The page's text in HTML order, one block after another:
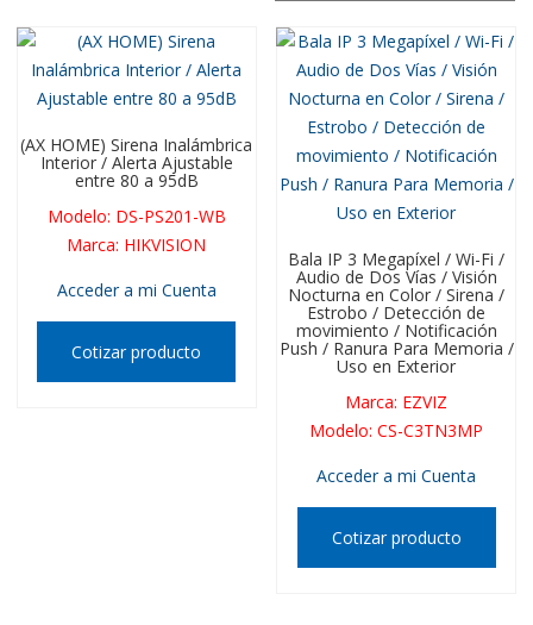
(AX HOME) Sirena Inalámbrica
Interior / Alerta Ajustable
entre 80 a 95dB
Modelo: DS-PS201-WB
Marca: HIKVISION
Acceder a mi Cuenta
Cotizar producto
Bala IP 3 Megapíxel / Wi-Fi /
Audio de Dos Vías / Visión
Nocturna en Color / Sirena /
Estrobo / Detección de
movimiento / Notificación
Push / Ranura Para Memoria /
Uso en Exterior
Marca: EZVIZ
Modelo:CS-C3TN3MP
Acceder a mi Cuenta
Cotizar producto